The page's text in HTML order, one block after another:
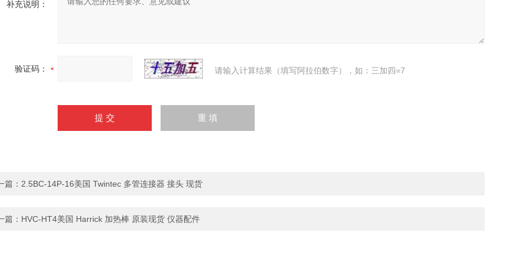
补充说明：
验证码： 请输入计算结果（填写阿拉伯数字），如：三加四=7
篇： 2.5BC-14P-16美国 Twintec 多管连接器 接头 现货
篇： HVC-HT4美国 Harrick 加热棒 原装现货 仪器配件